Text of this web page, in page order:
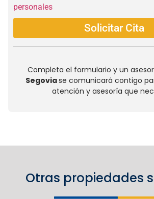
personales
Solicitar Cita
Completa el formulario y un
Segoviase comunicará contigo
atención y asesoría que
Otras propiedades